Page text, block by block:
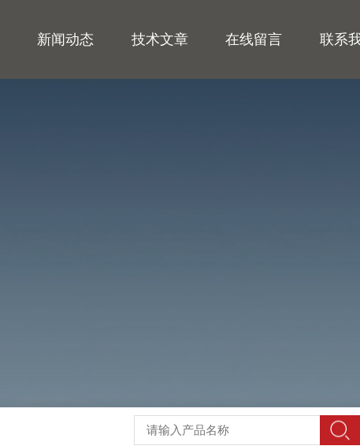
新闻动态 技术文章 在线留言 联系